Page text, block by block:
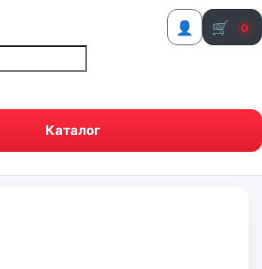
👤 🛒 0
Каталог